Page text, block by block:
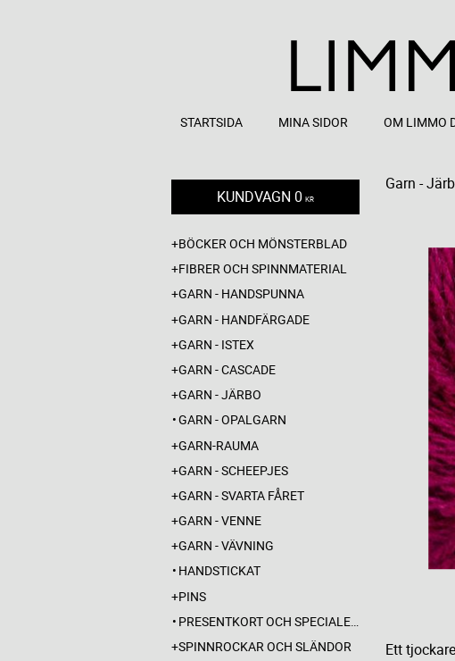
STARTSIDA MINA SIDOR OM LIMMO
Garn -
Ett
KUNDVAGN 0 KR
BÖCKER OCH MÖNSTERBLAD
FIBRER OCH SPINNMATERIAL
GARN - HANDSPUNNA
GARN - HANDFÄRGADE
GARN - ISTEX
GARN - CASCADE
GARN - JÄRBO
GARN - OPALGARN
GARN-RAUMA
GARN - SCHEEPJES
GARN - SVARTA FÅRET
GARN - VENNE
GARN - VÄVNING
HANDSTICKAT
PINS
PRESENTKORT OCH SPECIALERBJUDANDEN
SPINNROCKAR OCH SLÄNDOR